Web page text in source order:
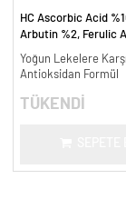
HC Ascorbic Acid
Arbutin %2, Ferulic
ml.
Yoğun Lekelere
Antioksidan Formül
TÜKENDİ